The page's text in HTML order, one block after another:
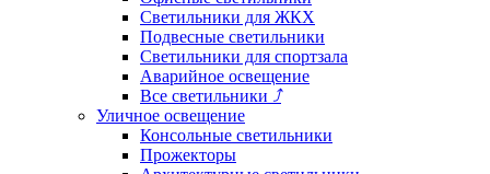
Светильники для ЖКХ
Подвесные светильники
Светильники для спортзала
Аварийное освещение
Все светильники ⤴
Уличное освещение
Консольные светильники
Прожекторы